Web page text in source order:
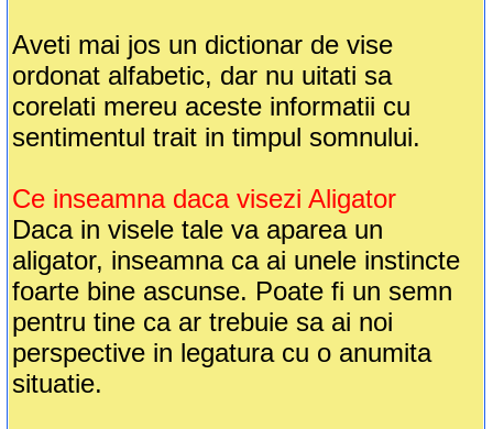
Aveti mai jos un dictionar de vise
ordonat alfabetic, dar nu uitati sa
corelati mereu aceste informatii cu
sentimentul trait in timpul somnului.
Ce inseamna daca visezi Aligator
Daca in visele tale va aparea un
aligator, inseamna ca ai unele instincte
foarte bine ascunse. Poate fi un semn
pentru tine ca ar trebuie sa ai noi
perspective in legatura cu o anumita
situatie.